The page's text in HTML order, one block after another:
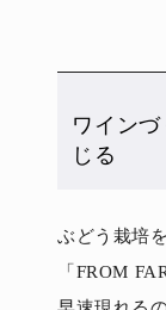
ワイン
じる
ぶどう栽培
「FROM